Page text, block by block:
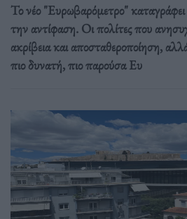
Το νέο "Ευρωβαρόμετρο"
την αντίφαση. Oι πολίτες που
ακρίβεια και αποσταθεροποίηση,
πιο δυνατή, πιο παρούσα Ευ